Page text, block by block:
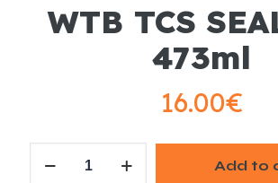
WTB TCS
473ml
16.00€
Add to